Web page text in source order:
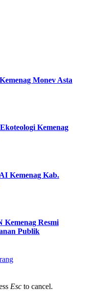
Monev Asta
Kemenag
Kemenag Kab.
Kemenag Resmi
Publik
Esc to cancel.